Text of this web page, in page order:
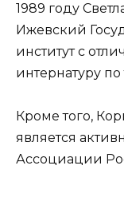
1989 году
Ижевский
институт с
интернатуру
Кроме того,
является
Ассоциации